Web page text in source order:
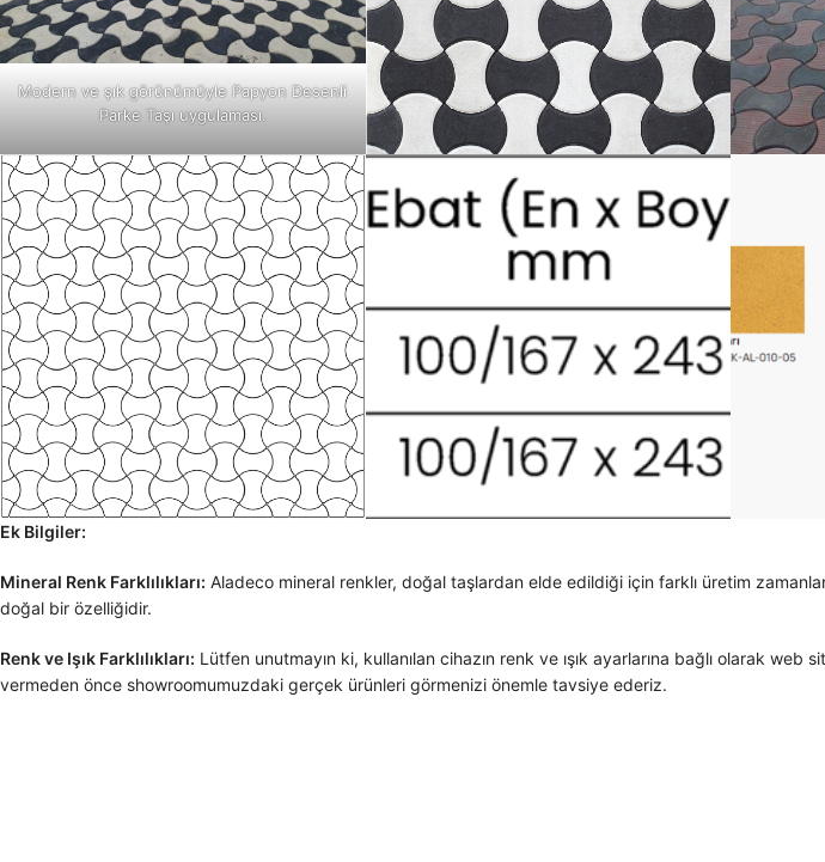
Modern ve şık görünümüyle Papyon Desenli
Parke Taşı uygulaması.
Ek Bilgiler:
Mineral Renk Farklılıkları: Aladeco mineral renkler, doğal taşlardan elde edildiği için farklı üretim
doğal bir özelliğidir.
Renk ve Işık Farklılıkları: Lütfen unutmayın ki, kullanılan cihazın renk ve ışık ayarlarına bağlı olarak
vermeden önce showroomumuzdaki gerçek ürünleri görmenizi önemle tavsiye ederiz.